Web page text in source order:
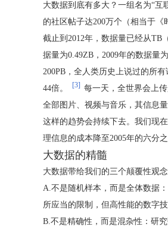
大数据到底有多大？一组名为“互
的社区帖子达200万个（相当于
截止到2012年，数据量已经从TB
据量为0.49ZB，2009年的数据量
200PB，全人类历史上说过的所
44倍。
[3] 每一天，全世界会上
全部图片、视频与音乐，其信息
这样的趋势会持续下去。我们现
理信息的成本降至2005年的六分
大数据的精髓
大数据带给我们的三个颠覆性观
A.不是随机样本，而是全体数据
所应当的限制，但高性能的数字
B.不是精确性，而是混杂性：研